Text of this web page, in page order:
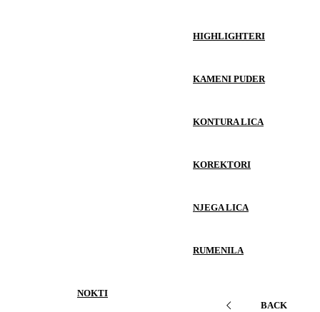
HIGHLIGHTERI
KAMENI PUDER
KONTURA LICA
KOREKTORI
NJEGA LICA
RUMENILA
NOKTI
BACK